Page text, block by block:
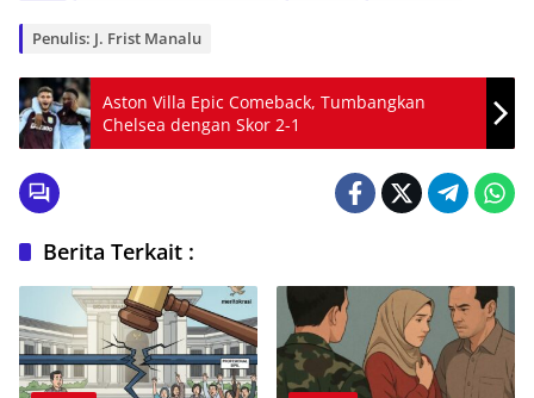
Penulis: J. Frist Manalu
Aston Villa Epic Comeback, Tumbangkan
Chelsea dengan Skor 2-1
Berita Terkait :